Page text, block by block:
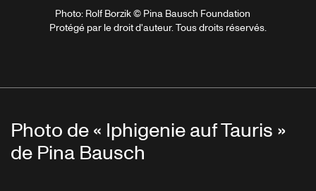
Photo: Rolf Borzik © Pina Bausch Foundation
Protégé par le droit d'auteur. Tous droits réservés.
Photo de « Iphigenie auf Tauris »
de Pina Bausch